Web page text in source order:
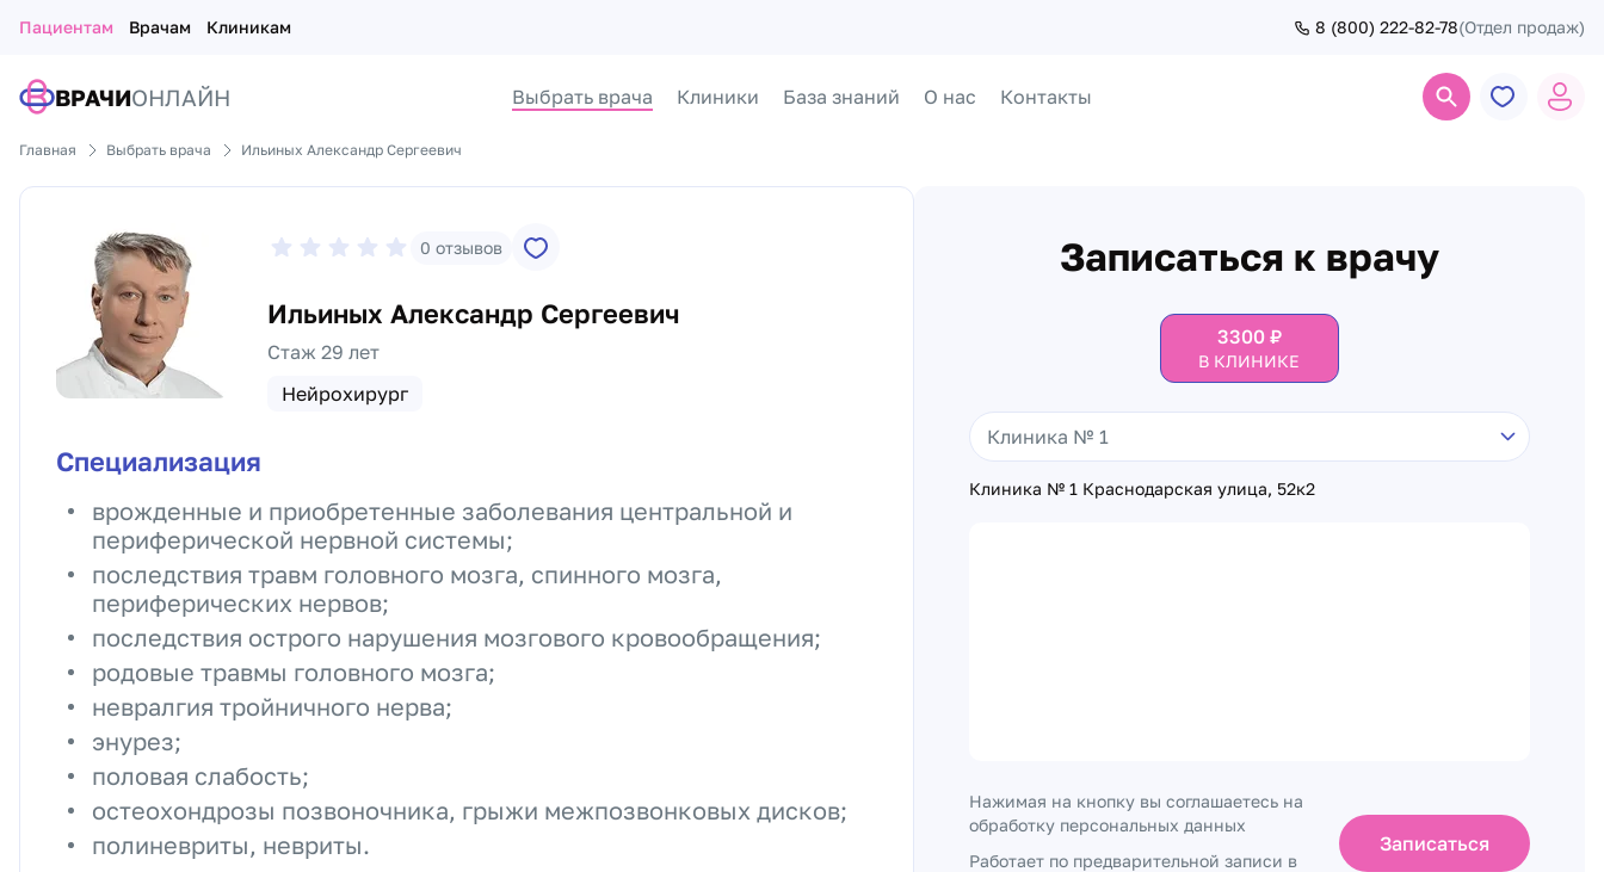
Пациентам Врачам Клиникам 8 (800) 222-82-78(Отдел продаж)
ВРАЧИОНЛАЙН Выбрать врача Клиники База знаний О нас Контакты
Главная Выбрать врача Ильиных Александр Сергеевич
0 отзывов
Ильиных Александр Сергеевич
Стаж 29 лет
Нейрохирург
Специализация
врожденные и приобретенные заболевания центральной и
периферической нервной системы;
последствия травм головного мозга, спинного мозга,
периферических нервов;
последствия острого нарушения мозгового кровообращения;
родовые травмы головного мозга;
невралгия тройничного нерва;
энурез;
половая слабость;
остеохондрозы позвоночника, грыжи межпозвонковых дисков;
полиневриты, невриты.
Записаться к врачу
3300₽
В КЛИНИКЕ
Клиника № 1 Краснодарская улица, 52к2
Нажимая на кнопку вы соглашаетесь на
обработку персональных данных
Работает по предварительной записи в
Записаться